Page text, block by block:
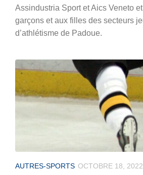
Assindustria Sport et Aics Veneto
garçons et aux filles des secteurs
d’athlétisme de Padoue.
AUTRES-SPORTS OCTOBRE 18, 2022